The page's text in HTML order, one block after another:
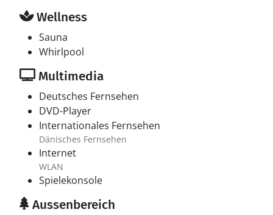
Wellness
Sauna
Whirlpool
Multimedia
Deutsches Fernsehen
DVD-Player
Internationales Fernsehen
Dänisches Fernsehen
Internet
WLAN
Spielekonsole
Aussenbereich